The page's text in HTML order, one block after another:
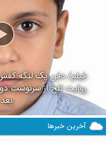
روایت تلخ از سرنوشت
آخرین خبرها